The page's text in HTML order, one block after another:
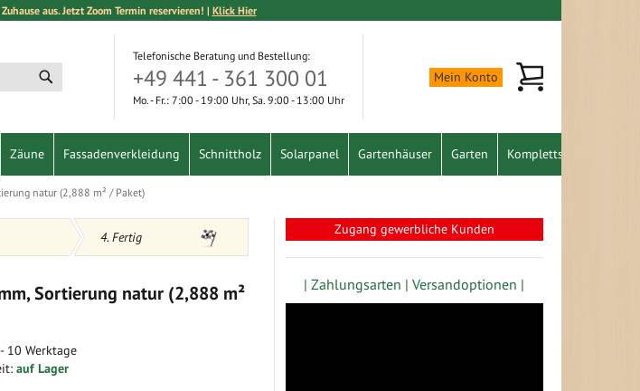
aus. Jetzt Zoom Termin reservieren! | Klick Hier
Telefonische Beratung und Bestellung:
+49 441 - 361 300 01
Mo. - Fr.: 7:00 - 19:00 Uhr, Sa. 9:00 - 13:00 Uhr
Mein Konto Mein Warenkorb
Zäune Fassadenverkleidung Schnittholz Solarpanel Gartenhäuser Garten Komplettset
natur (2,888 m² / Paket)
4. Fertig
Sortierung natur (2,888 m²
10 Werktage
auf Lager
Zugang gewerbliche Kunden
| Zahlungsarten | Versandoptionen |